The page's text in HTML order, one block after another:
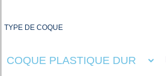
TYPE DE COQUE